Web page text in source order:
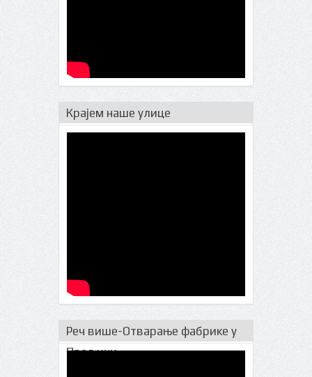
Крајем наше улице
Реч више-Отварање фабрике у
Прељини